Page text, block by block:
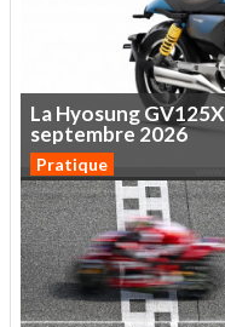
LaHyosungGV125X
septembre 2026
Pratique